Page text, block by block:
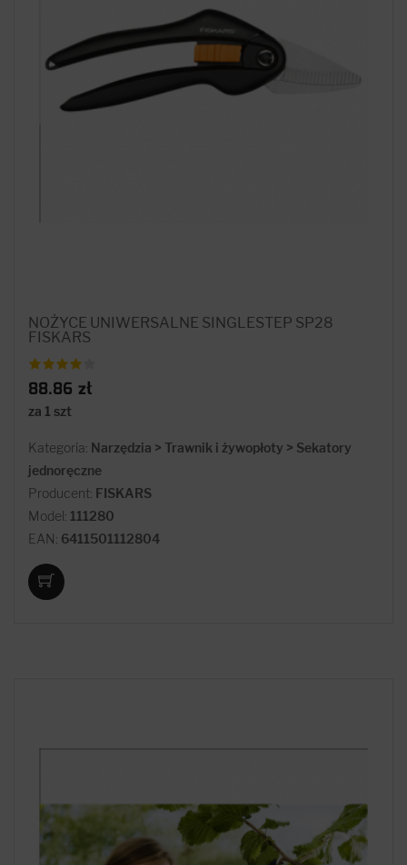
NOŻYCE UNIWERSALNE SINGLESTEP SP28
FISKARS
88.86 zł
za 1 szt
Kategoria: Narzędzia > Trawnik i żywopłoty > Sekatory
jednoręczne
Producent: FISKARS
Model: 111280
EAN: 6411501112804